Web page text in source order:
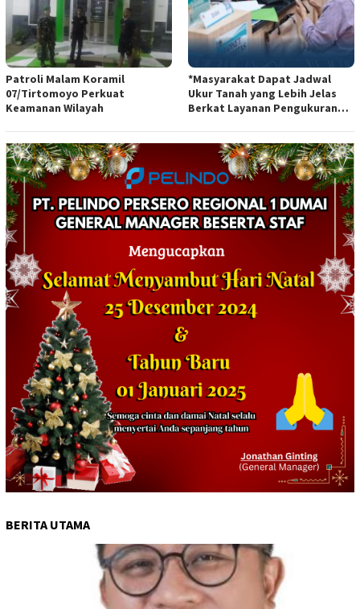
Patroli Malam Koramil
07/Tirtomoyo Perkuat
Keamanan Wilayah
*Masyarakat Dapat Jadwal
Ukur Tanah yang Lebih Jelas
Berkat Layanan Pengukuran
BERITA UTAMA